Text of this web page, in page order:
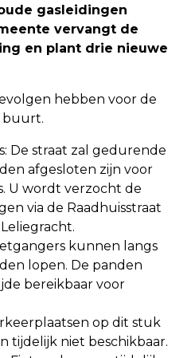
gasleidingen
vervangt de
en plant drie nieuwe
hebben voor de
buurt.
De straat zal gedurende
afgesloten zijn voor
U wordt verzocht de
via de Raadhuisstraat
kunnen langs
lopen. De panden
bereikbaar voor
op dit stuk
tijdelijk niet beschikbaar.